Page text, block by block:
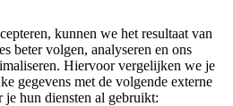
kunnen we het resultaat van
beter volgen, analyseren en ons
Hiervoor vergelijken we je
gegevens met de volgende externe
je hun diensten al gebruikt: